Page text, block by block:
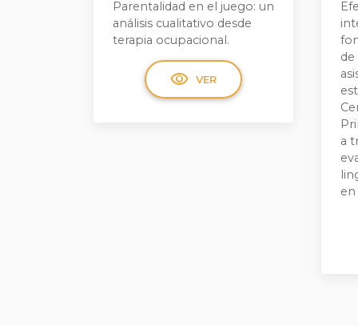
Parentalidad en el juego: un
análisis cualitativo desde
terapia ocupacional.
visibility VER
de
a
en